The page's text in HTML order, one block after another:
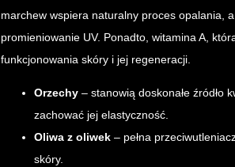
marchew wspiera naturalny proces opalania,
promieniowanie UV. Ponadto, witamina A,
funkcjonowania skóry i jej regeneracji.
Orzechy – stanowią doskonałe źródło
zachować jej elastyczność.
Oliwa z oliwek – pełna
skóry.